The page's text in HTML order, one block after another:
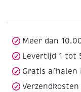
Meer dan
Levertijd 1 tot
Gratis afhalen
Verzendkosten